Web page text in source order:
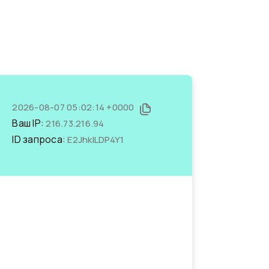
2026-08-07 05:02:14 +0000
Ваш IP:216.73.216.94
ID запроса:E2JhkILDP4Y1